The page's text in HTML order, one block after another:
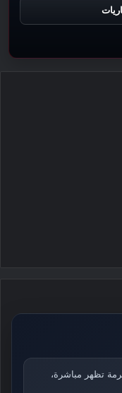
تظهر مباشرة،